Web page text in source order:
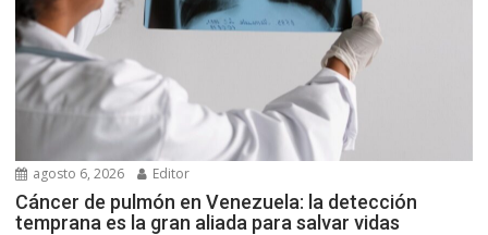
agosto 6, 2026 Editor
Cáncer de pulmón en Venezuela: la detección
temprana es la gran aliada para salvar vidas